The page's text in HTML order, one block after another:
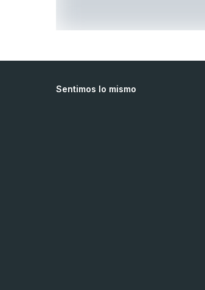
Sentimos lo mismo